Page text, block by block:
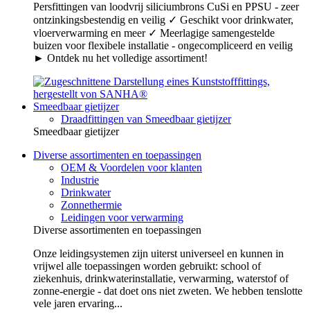
Persfittingen van loodvrij siliciumbrons CuSi en PPSU - zeer
ontzinkingsbestendig en veilig ✓ Geschikt voor drinkwater,
vloerverwarming en meer ✓ Meerlagige samengestelde
buizen voor flexibele installatie - ongecompliceerd en veilig
► Ontdek nu het volledige assortiment!
Smeedbaar gietijzer
Draadfittingen van Smeedbaar gietijzer
Smeedbaar gietijzer
Diverse assortimenten en toepassingen
OEM & Voordelen voor klanten
Industrie
Drinkwater
Zonnethermie
Leidingen voor verwarming
Diverse assortimenten en toepassingen
Onze leidingsystemen zijn uiterst universeel en kunnen in
vrijwel alle toepassingen worden gebruikt: school of
ziekenhuis, drinkwaterinstallatie, verwarming, waterstof of
zonne-energie - dat doet ons niet zweten. We hebben tenslotte
vele jaren ervaring...